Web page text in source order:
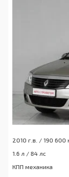
2010 г.в. / 190 600
1.6 л / 84 лс
КПП механика